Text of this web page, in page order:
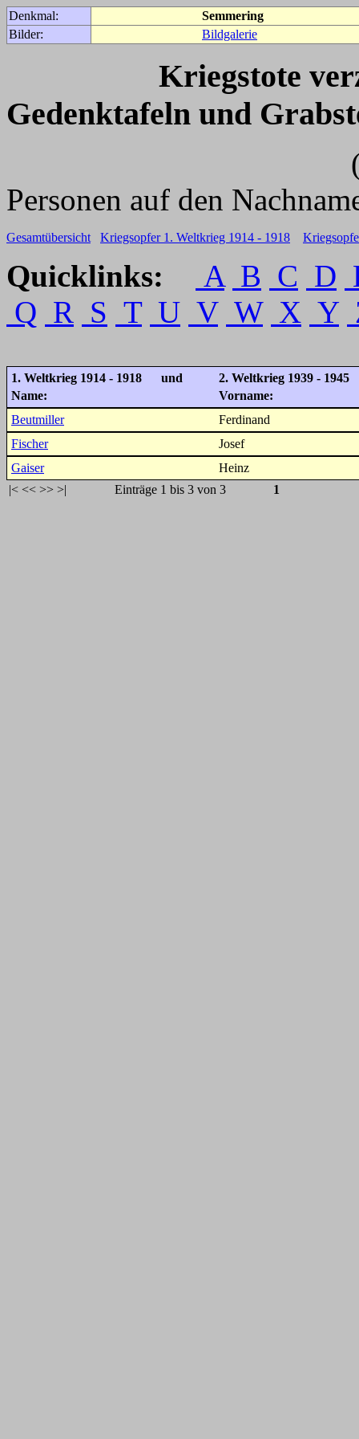
Denkmal:
Semmering
Bilder:
Bildgalerie
Kriegstote
Gedenktafeln und
(Für weitere
Personen auf den
Gesamtübersicht Kriegsopfer 1. Weltkrieg 1914 - 1918
Quicklinks: A B C D
Q R S T U V W X Y
1. Weltkrieg 1914 - 1918 und
2. Weltkrieg 1939 - 1945
Name:
Vorname:
Beutmiller
Ferdinand
Fischer
Josef
Gaiser
Heinz
|< << >> >| Einträge 1 bis 3 von 3 1